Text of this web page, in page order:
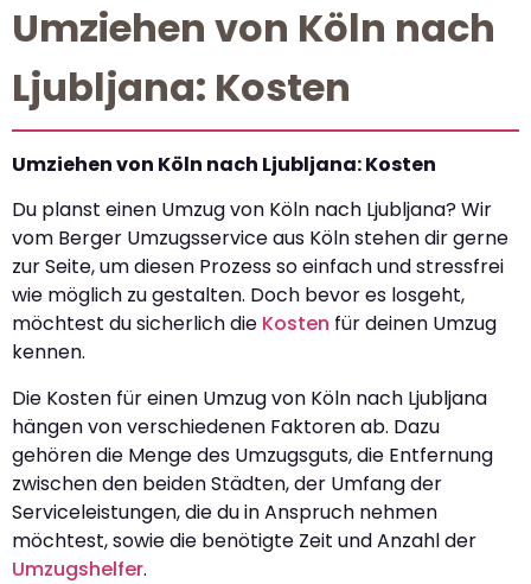
Umziehen von Köln nach
Ljubljana: Kosten
Umziehen von Köln nach Ljubljana: Kosten
Du planst einen Umzug von Köln nach Ljubljana? Wir
vom Berger Umzugsservice aus Köln stehen dir gerne
zur Seite, um diesen Prozess so einfach und stressfrei
wie möglich zu gestalten. Doch bevor es losgeht,
möchtest du sicherlich die Kosten für deinen Umzug
kennen.
Die Kosten für einen Umzug von Köln nach Ljubljana
hängen von verschiedenen Faktoren ab. Dazu
gehören die Menge des Umzugsguts, die Entfernung
zwischen den beiden Städten, der Umfang der
Serviceleistungen, die du in Anspruch nehmen
möchtest, sowie die benötigte Zeit und Anzahl der
Umzugshelfer.